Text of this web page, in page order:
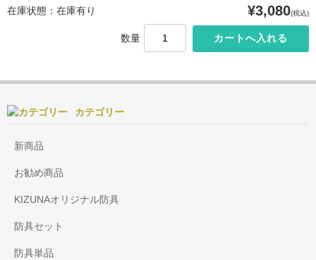
在庫状態：在庫有り ¥3,080(税込)
数量
カテゴリー
新商品
お勧め商品
KIZUNAオリジナル防具
防具セット
防具単品